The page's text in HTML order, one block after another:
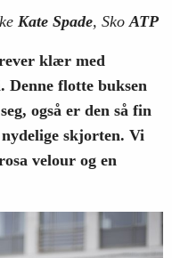
Kate Spade, Sko ATP
klær med
Denne flotte buksen
også er den så fin
skjorten. Vi
velour og en